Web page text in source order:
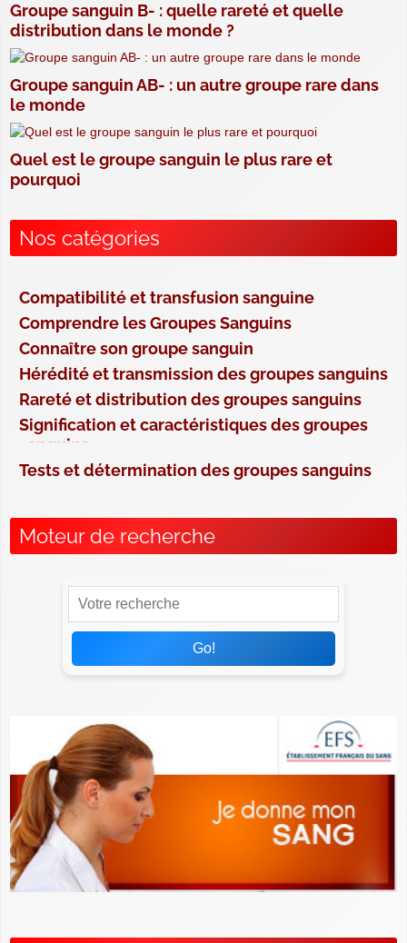
Groupe sanguin B- : quelle rareté et quelle
distribution dans le monde ?
Groupe sanguin AB- : un autre groupe rare dans
le monde
Quel est le groupe sanguin le plus rare et
pourquoi
Nos catégories
Compatibilité et transfusion sanguine
Comprendre les Groupes Sanguins
Connaître son groupe sanguin
Hérédité et transmission des groupes sanguins
Rareté et distribution des groupes sanguins
Signification et caractéristiques des groupes
sanguins
Tests et détermination des groupes sanguins
Moteur de recherche
Go!